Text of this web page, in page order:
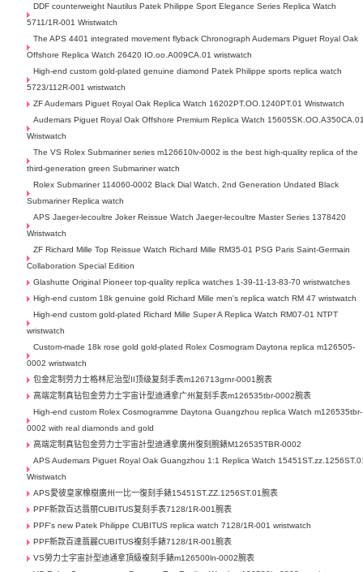
DDF counterweight Nautilus Patek Philippe Sport Elegance Series Replica Watch
5711/1R-001 Wristwatch
The APS 4401 integrated movement flyback Chronograph Audemars Piguet Royal Oak
Offshore Replica Watch 26420 IO.oo.A009CA.01 wristwatch
High-end custom gold-plated genuine diamond Patek Philippe sports replica watch
5723/112R-001 wristwatch
ZF Audemars Piguet Royal Oak Replica Watch 16202PT.OO.1240PT.01 Wristwatch
Audemars Piguet Royal Oak Offshore Premium Replica Watch
Wristwatch
The VS Rolex Submariner series m126610lv-0002 is the best high-quality replica of the
third-generation green Submariner watch
Rolex Submariner 114060-0002 Black Dial Watch, 2nd Generation Undated Black
Submariner Replica watch
APS Jaeger-lecoultre Joker Reissue Watch Jaeger-lecoultre Master Series 1378420
Wristwatch
ZF Richard Mille Top Reissue Watch Richard Mille RM35-01 PSG Paris Saint-Germain
Collaboration Special Edition
Glashutte Original Pioneer top-quality replica watches 1-39-11-13-83-70 wristwatches
High-end custom 18k genuine gold Richard Mille men's replica watch RM 47 wristwatch
High-end custom gold-plated Richard Mille Super A Replica Watch RM07-01 NTPT
wristwatch
Custom-made 18k rose gold gold-plated Rolex Cosmogram Daytona replica m126505-
0002 wristwatch
包金定制劳力士格林尼治型II顶级复刻手表m126713grnr-0001腕表
高端定制真钻包金劳力士宇宙计型迪通拿广州复刻手表m126535tbr-0002腕表
High-end custom Rolex Cosmogramme Daytona Guangzhou replica Watch m126535tbr-
0002 with real diamonds and gold
高端定制真钻包金劳力士宇宙計型迪通拿廣州復刻腕錶M126535TBR-0002
APS Audemars Piguet Royal Oak Guangzhou 1:1 Replica Watch
Wristwatch
APS愛彼皇家橡樹廣州一比一復刻手錶15451ST.ZZ.1256ST.01腕表
PPF新款百达翡丽CUBITUS复刻手表7128/1R-001腕表
PPF's new Patek Philippe CUBITUS replica watch 7128/1R-001 wristwatch
PPF新款百達翡麗CUBITUS複刻手錶7128/1R-001腕表
VS勞力士宇宙計型迪通拿頂級複刻手錶m126500ln-0002腕表